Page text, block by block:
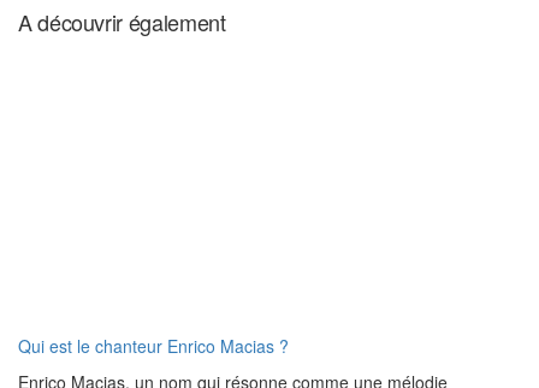
A découvrir également
Qui est le chanteur Enrico Macias ?
Enrico Macias, un nom qui résonne comme une mélodie